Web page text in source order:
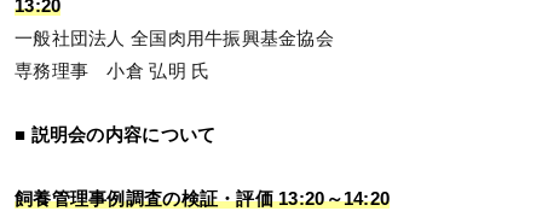
13:20
一般社団法人 全国肉用牛振興基金協会
専務理事 小倉 弘明 氏
■ 説明会の内容について
飼養管理事例調査の検証・評価 13:20～14:20